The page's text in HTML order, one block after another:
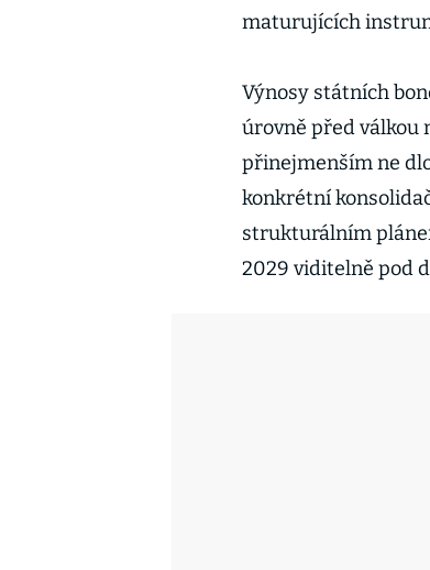
maturujících
Výnosy státních
úrovně před válkou
přinejmenším ne
konkrétní
strukturálním
2029 viditelně pod